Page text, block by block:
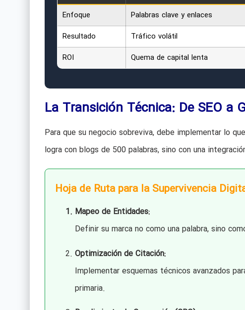
Enfoque Palabras clave y enlaces
Resultado
Tráfico volátil
ROI
Quema de capital lenta
La Transición Técnica: De SEO a
Para que su negocio sobreviva, debe implementar lo
logra con blogs de 500 palabras, sino con una
Hoja de Ruta para la Supervivencia
Mapeo de Entidades:
Definir su marca no como una palabra, sino
Optimización de Citación:
Implementar esquemas técnicos avanzados
primaria.